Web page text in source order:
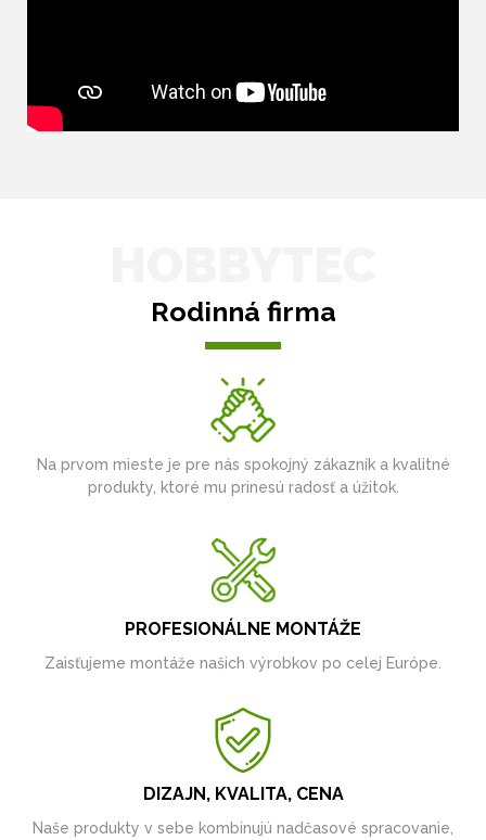
Rodinná firma
Na prvom mieste je pre nás spokojný zákazník a kvalitné
produkty, ktoré mu prinesú radosť a úžitok.
PROFESIONÁLNE MONTÁŽE
Zaisťujeme montáže našich výrobkov po celej Európe.
DIZAJN, KVALITA, CENA
Naše produkty v sebe kombinujú nadčasové spracovanie,